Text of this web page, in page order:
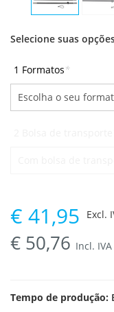
Selecione suas
1 Formatos*
€ 41,95
€ 50,76 Incl. IVA
Excl.
Tempo de produção: